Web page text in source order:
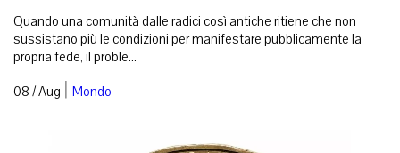
Quando una comunità dalle radici così antiche ritiene che non
sussistano più le condizioni per manifestare pubblicamente la
propria fede, il proble...
08 / Aug | Mondo